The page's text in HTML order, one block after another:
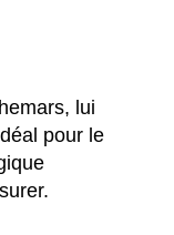
lui
pour le